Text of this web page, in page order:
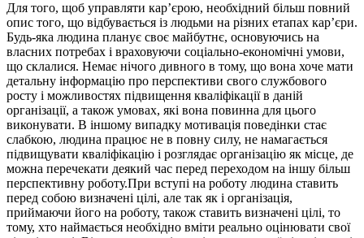
Для того, щоб управляти кар’єрою, необхідний більш повний
опис того, що відбувається із людьми на різних етапах кар’єри.
Будь-яка людина планує своє майбутнє, основуючись на
власних потребах і враховуючи соціально-економічні умови,
що склалися. Немає нічого дивного в тому, що вона хоче мати
детальну інформацію про перспективи свого службового
росту і можливостях підвищення кваліфікації в даній
організації, а також умовах, які вона повинна для цього
виконувати. В іншому випадку мотивація поведінки стає
слабкою, людина працює не в повну силу, не намагається
підвищувати кваліфікацію і розглядає організацію як місце, де
можна перечекати деякий час перед переходом на іншу більш
перспективну роботу.При вступі на роботу людина ставить
перед собою визначені цілі, але так як і організація,
приймаючи його на роботу, також ставить визначені цілі, то
тому, хто наймається необхідно вміти реально оцінювати свої